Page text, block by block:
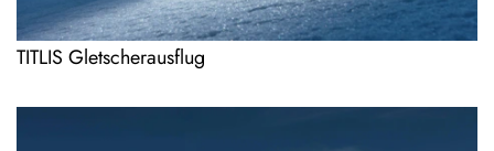
TITLIS Gletscherausflug